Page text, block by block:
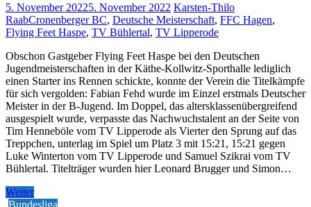
5. November 20225. November 2022 Karsten-Thilo
RaabCronenberger BC, Deutsche Meisterschaft, FFC Hagen,
Flying Feet Haspe, TV Bühlertal, TV Lipperode
Obschon Gastgeber Flying Feet Haspe bei den Deutschen
Jugendmeisterschaften in der Käthe-Kollwitz-Sporthalle lediglich
einen Starter ins Rennen schickte, konnte der Verein die Titelkämpfe
für sich vergolden: Fabian Fehd wurde im Einzel erstmals Deutscher
Meister in der B-Jugend. Im Doppel, das altersklassenübergreifend
ausgespielt wurde, verpasste das Nachwuchstalent an der Seite von
Tim Henneböle vom TV Lipperode als Vierter den Sprung auf das
Treppchen, unterlag im Spiel um Platz 3 mit 15:21, 15:21 gegen
Luke Winterton vom TV Lipperode und Samuel Szikrai vom TV
Bühlertal. Titelträger wurden hier Leonard Brugger und Simon…
Weiter
Bundesliga